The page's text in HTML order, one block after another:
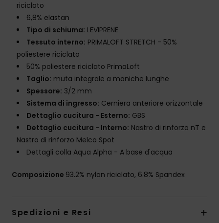
riciclato
6,8% elastan
Tipo di schiuma: LEVIPRENE
Tessuto interno: PRIMALOFT STRETCH - 50%
poliestere riciclato
50% poliestere riciclato PrimaLoft
Taglio: muta integrale a maniche lunghe
Spessore: 3/2 mm
Sistema di ingresso: Cerniera anteriore orizzontale
Dettaglio cucitura - Esterno: GBS
Dettaglio cucitura - Interno: Nastro di rinforzo nT e
Nastro di rinforzo Melco Spot
Dettagli colla Aqua Alpha - A base d'acqua
Composizione 93.2% nylon riciclato, 6.8% Spandex
Spedizioni e Resi